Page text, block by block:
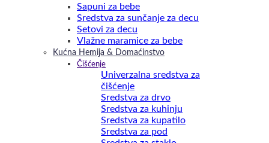
Sapuni za bebe
Sredstva za sunčanje za decu
Setovi za decu
Vlažne maramice za bebe
Kućna Hemija & Domaćinstvo
Čišćenje
Univerzalna sredstva za
čišćenje
Sredstva za drvo
Sredstva za kuhinju
Sredstva za kupatilo
Sredstva za pod